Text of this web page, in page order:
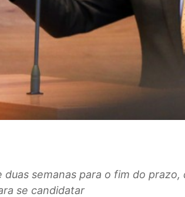
duas semanas para o fim do
se candidatar